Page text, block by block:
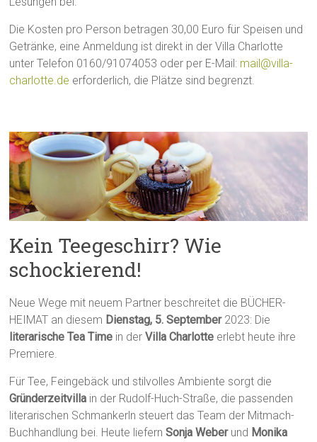
Die Kosten pro Person betragen 30,00 Euro für Speisen und
Getränke, eine Anmeldung ist direkt in der Villa Charlotte
unter Telefon 0160/91074053 oder per E-Mail: mail@villa-
charlotte.de erforderlich, die Plätze sind begrenzt.
Kein Teegeschirr? Wie
schockierend!
Neue Wege mit neuem Partner beschreitet die BÜCHER-
HEIMAT an diesem Dienstag, 5. September2023: Die
literarische Tea Time in derVilla Charlotte erlebt heute ihre
Premiere.
Für Tee, Feingebäck und stilvolles Ambiente sorgt die
Gründerzeitvilla in der Rudolf-Huch-Straße, die passenden
literarischen Schmankerln steuert das Team der Mitmach-
Buchhandlung bei. Heute liefernSonja Weberund Monika